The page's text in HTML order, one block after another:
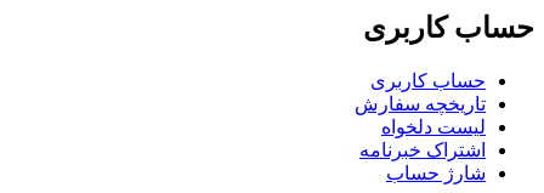
کاربری
حساب کاربری
تاریخچه سفارش
لیست دلخواه
اشتراک خبرنامه
شارژ حساب